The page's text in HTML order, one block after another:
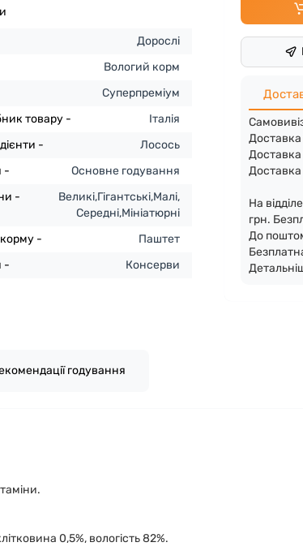
Дорослі
Вологий корм
Суперпреміум
товару -
Італія
-
Лосось
-
Основне годування
-
Великі,Гігантські,Малі,
Середні,Мініатюрні
-
Паштет
-
Консерви
Доставка
На
грн.
До
годування
0,5%, вологість 82%.